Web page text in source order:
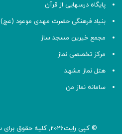
پایگاه درسهایی از قرآن
بنیاد فرهنگی حضرت مهدی موعود (عج)
مجمع خیرین مسجد ساز
مرکز تخصصی نماز
هتل نماز مشهد
سامانه نماز من
© کپی رایت2026, کلیه حقوق برای ستاد اقامه